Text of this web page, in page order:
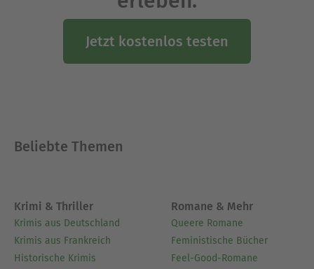
friedhofssoziologie@live.de.
Jetzt kostenlos testen
Beliebte Themen
Krimi & Thriller
Krimis aus Deutschland
Krimis aus Frankreich
Historische Krimis
Romane & Mehr
Queere Romane
Feministische Bücher
Feel-Good-Romane